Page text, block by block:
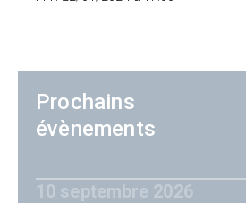
Prochains
évènements
10 septembre 2026